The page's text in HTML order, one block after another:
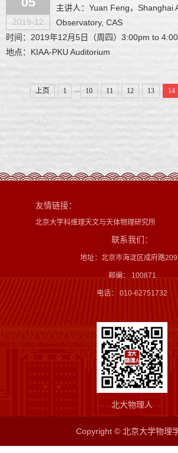
2019-12
主讲人：Yuan Feng，Shanghai
Observatory, CAS
时间：2019年12月5日（周四）3:00pm to
地点：KIAA-PKU Auditorium
上页 1 ... 10 11 12 13 14
友情链接：
北京大学科维理天文与天体物理研究所
联系我们：
地址：北京市海淀区成府路
邮编： 100871
电话： 010-62751732
北大物理人
Copyright © 北京大学物理